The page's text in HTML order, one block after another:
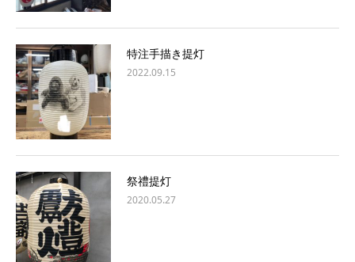
特注手描き提灯
2022.09.15
祭禮提灯
2020.05.27